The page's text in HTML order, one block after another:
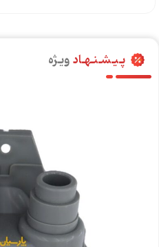
پـیـشـنـهـادویـژه